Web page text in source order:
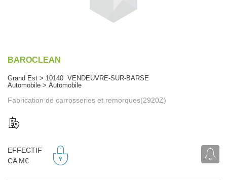
BAROCLEAN
Grand Est > 10140 VENDEUVRE-SUR-BARSE
Automobile > Automobile
Fabrication de carrosseries et remorques(2920Z)
EFFECTIF
CA M€